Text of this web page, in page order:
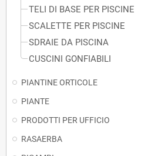
TELI DI BASE PER PISCINE
SCALETTE PER PISCINE
SDRAIE DA PISCINA
CUSCINI GONFIABILI
PIANTINE ORTICOLE
PIANTE
PRODOTTI PER UFFICIO
RASAERBA